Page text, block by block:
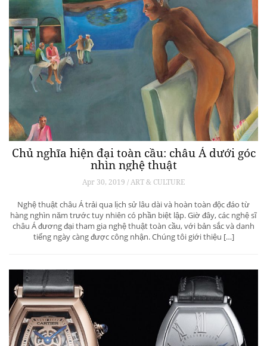
Chủ nghĩa hiện đại toàn cầu: châu Á dưới góc
nhìn nghệ thuật
Apr 30, 2019 / ART & CULTURE
Nghệ thuật châu Á trải qua lịch sử lâu dài và hoàn toàn độc đáo từ
hàng nghìn năm trước tuy nhiên có phần biệt lập. Giờ đây, các nghệ sĩ
châu Á đương đại tham gia nghệ thuật toàn cầu, với bản sắc và danh
tiếng ngày càng được công nhận. Chúng tôi giới thiệu […]